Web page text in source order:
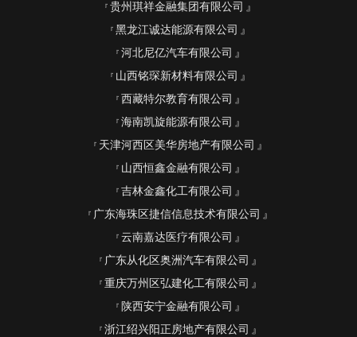
贵州琪祥金融集团有限公司
黑龙江诚达能源有限公司
河北尼亿汽车有限公司
山西铭琛新材料有限公司
西藏特尔教育有限公司
海南凯旋能源有限公司
天津河西区美华房地产有限公司
山西恒鑫金融有限公司
吉林金鑫化工有限公司
广东海珠区捷信信息技术有限公司
云南嘉达医疗有限公司
广东从化区奥洲汽车有限公司
重庆万州区弘建化工有限公司
陕西安宁金融有限公司
浙江绍兴阳正房地产有限公司